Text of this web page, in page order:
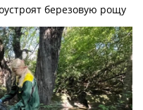
березовую рощу